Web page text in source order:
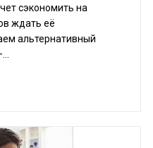
сэкономить на
ждать её
альтернативный